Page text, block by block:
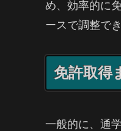
め、効率的に
ースで調整で
免許取得
一般的に、通